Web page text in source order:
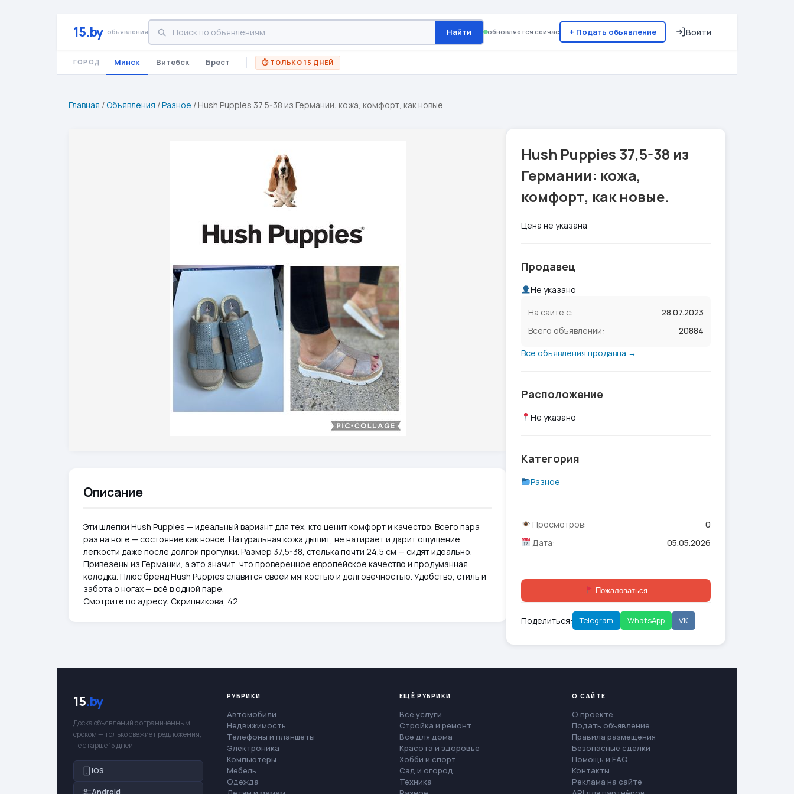
15.by объявления Найти обновляется сейчас + Подать объявление Войти
ГОРОД Минск Витебск Брест ⏱ ТОЛЬКО 15 ДНЕЙ
Главная /Объявления /Разное / Hush Puppies 37,5-38 из Германии: кожа, комфорт, как новые.
Описание
Эти шлепки Hush Puppies — идеальный вариант для тех, кто ценит комфорт и качество. Всего пара
раз на ноге — состояние как новое. Натуральная кожа дышит, не натирает и дарит ощущение
лёгкости даже после долгой прогулки. Размер 37,5-38, стелька почти 24,5 см — сидят идеально.
Привезены из Германии, а это значит, что проверенное европейское качество и продуманная
колодка. Плюс бренд Hush Puppies славится своей мягкостью и долговечностью. Удобство, стиль и
забота о ногах — всё в одной паре.
Смотрите по адресу: Скрипникова, 42.
Hush Puppies 37,5-38 из
Германии: кожа,
комфорт, как новые.
Цена не указана
Продавец
Не указано
На сайте с:
28.07.2023
Всего объявлений:
20884
Все объявления продавца →
Расположение
Не указано
Категория
Разное
Просмотров:
0
Дата:
05.05.2026
Пожаловаться
Поделиться: Telegram WhatsApp VK
15.by
Доска объявлений с ограниченным
сроком — только свежие предложения,
не старше 15 дней.
iOS
Android
РУБРИКИ
Автомобили
Недвижимость
Телефоны и планшеты
Электроника
Компьютеры
Мебель
Одежда
ЕЩЁ РУБРИКИ
Все услуги
Стройка и ремонт
Все для дома
Красота и здоровье
Хобби и спорт
Сад и огород
Техника
О САЙТЕ
О проекте
Подать объявление
Правила размещения
Безопасные сделки
Помощь и FAQ
Контакты
Реклама на сайте